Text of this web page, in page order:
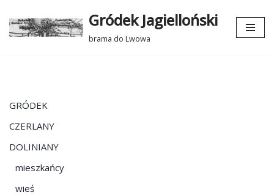
Przejdź
Gródek Jagielloński
brama do Lwowa
GRÓDEK
CZERLANY
DOLINIANY
mieszkańcy
wieś